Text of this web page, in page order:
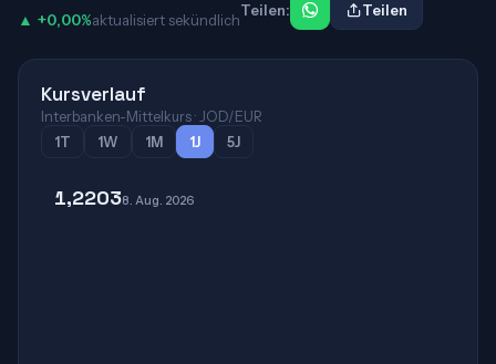
▲ +0,00%aktualisiert sekündlich
Teilen: Teilen
Kursverlauf
Interbanken-Mittelkurs · JOD/EUR
1T
1W 1M 1J 5J
1,22038. Aug. 2026